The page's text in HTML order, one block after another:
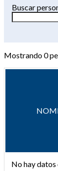
Buscar
Mostrando0
No hay